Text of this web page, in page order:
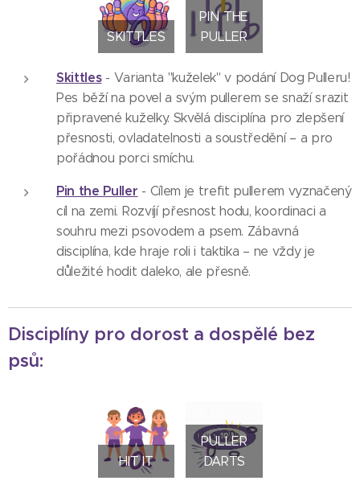
SKITTLES
PIN THE
PULLER
Skittles - Varianta "kuželek" v podání Dog Pulleru!
Pes běží na povel a svým pullerem se snaží srazit
připravené kuželky. Skvělá disciplína pro zlepšení
přesnosti, ovladatelnosti a soustředění – a pro
pořádnou porci smíchu.
Pin the Puller - Cílem je trefit pullerem vyznačený
cíl na zemi. Rozvíjí přesnost hodu, koordinaci a
souhru mezi psovodem a psem. Zábavná
disciplína, kde hraje roli i taktika – ne vždy je
důležité hodit daleko, ale přesně.
Disciplíny pro dorost a dospělé bez
psů:
HIT IT
PULLER
DARTS